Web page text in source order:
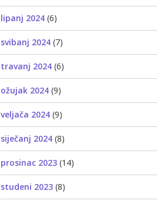
lipanj 2024 (6)
svibanj 2024 (7)
travanj 2024 (6)
ožujak 2024 (9)
veljača 2024 (9)
siječanj 2024 (8)
prosinac 2023 (14)
studeni 2023 (8)